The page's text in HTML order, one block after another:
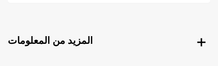
المزيد من المعلومات